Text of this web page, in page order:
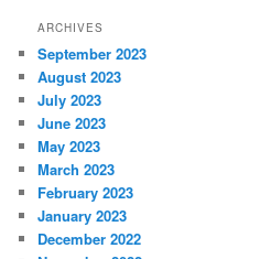
ARCHIVES
September 2023
August 2023
July 2023
June 2023
May 2023
March 2023
February 2023
January 2023
December 2022